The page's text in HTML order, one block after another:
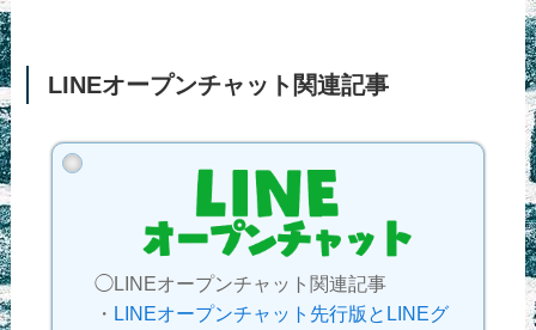
LINEオープンチャット関連記事
◯LINEオープンチャット関連記事
・ LINEオープンチャット先行版とLINEグ